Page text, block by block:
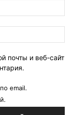
почты и веб-сайт
email.